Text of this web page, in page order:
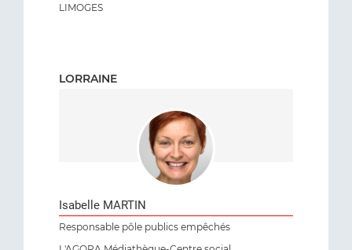
LIMOGES
LORRAINE
Isabelle MARTIN
Responsable pôle publics empêchés